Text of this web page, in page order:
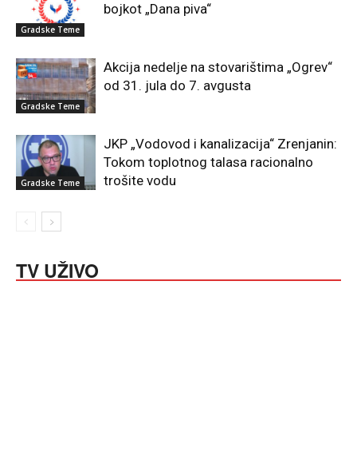
Gradske Teme
bojkot „Dana piva“
Gradske Teme
Akcija nedelje na stovarištima „Ogrev“
od 31. jula do 7. avgusta
Gradske Teme
JKP „Vodovod i kanalizacija“ Zrenjanin:
Tokom toplotnog talasa racionalno
trošite vodu
TV UŽIVO